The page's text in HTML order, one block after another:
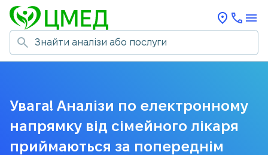
Увага! Аналізи по електронному
напрямку від сімейного лікаря
приймаються за попереднім